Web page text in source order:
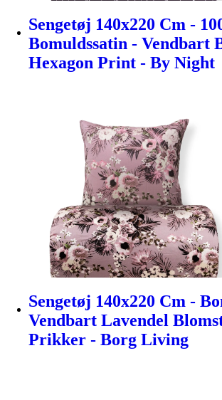
Sengetøj 140x220 Cm -
Bomuldssatin - Vendbart
Hexagon Print - By Night
Sengetøj 140x220 Cm -
Vendbart Lavendel
Prikker - Borg Living